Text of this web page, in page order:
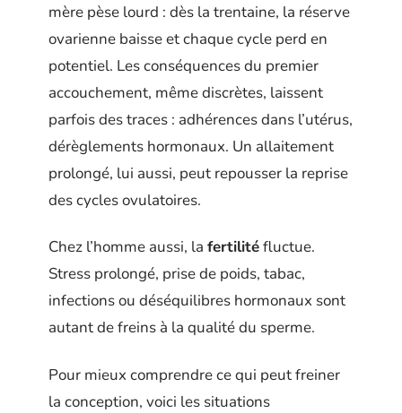
mère pèse lourd : dès la trentaine, la réserve
ovarienne baisse et chaque cycle perd en
potentiel. Les conséquences du premier
accouchement, même discrètes, laissent
parfois des traces : adhérences dans l’utérus,
dérèglements hormonaux. Un allaitement
prolongé, lui aussi, peut repousser la reprise
des cycles ovulatoires.
Chez l’homme aussi, la fertilitéfluctue.
Stress prolongé, prise de poids, tabac,
infections ou déséquilibres hormonaux sont
autant de freins à la qualité du sperme.
Pour mieux comprendre ce qui peut freiner
la conception, voici les situations